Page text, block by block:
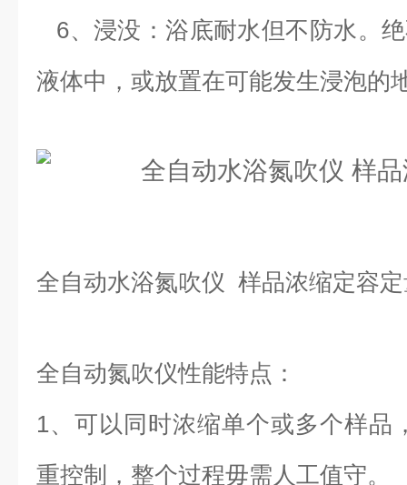
6、浸没：浴底耐水但不防水。
液体中，或放置在可能发生浸泡的
全自动水浴氮吹仪 样品浓缩定容
全自动氮吹仪性能特点：
1、可以同时浓缩单个或多个样品
重控制，整个过程毋需人工值守。